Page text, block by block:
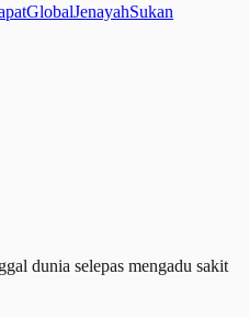
GlobalJenayahSukan